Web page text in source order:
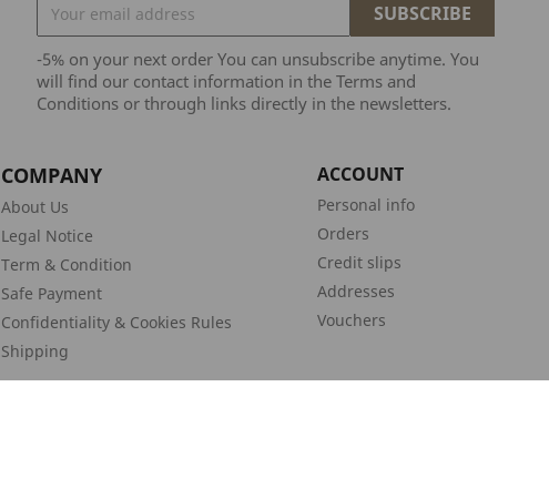
-5% on your next order You can unsubscribe anytime. You
will find our contact information in the Terms and
Conditions or through links directly in the newsletters.
COMPANY
About Us
Legal Notice
Term & Condition
Safe Payment
Confidentiality & Cookies Rules
Shipping
ACCOUNT
Personal info
Orders
Credit slips
Addresses
Vouchers